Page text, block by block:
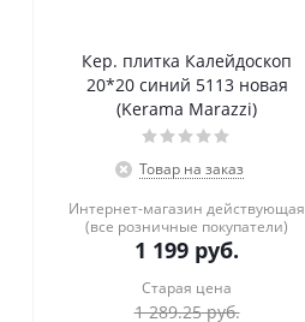
Кер. плитка Калейдоскоп
20*20 синий 5113 новая
(Kerama Marazzi)
Товар на заказ
Интернет-магазин действующая
(все розничные покупатели)
1 199 руб.
Старая цена
1 289.25руб.